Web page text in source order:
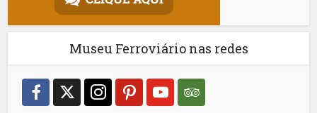
Museu Ferroviário nas redes